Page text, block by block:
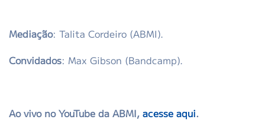
Mediação: Talita Cordeiro (ABMI).
Convidados: Max Gibson (Bandcamp).
Ao vivo no YouTube da ABMI, acesse aqui.